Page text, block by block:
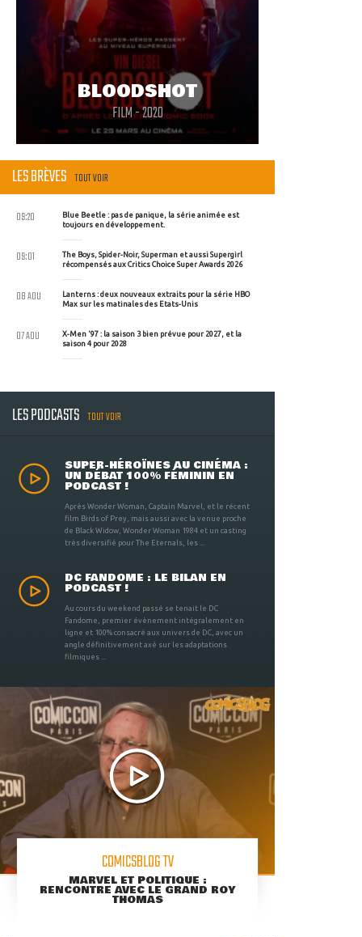
BLOODSHOT
FILM - 2020
LES BRÈVES TOUT VOIR
Blue Beetle : pas de panique, la série animée est
toujours en développement.
09:20
The Boys, Spider-Noir, Superman et aussi Supergirl
récompensés aux Critics Choice Super Awards 2026
09:01
Lanterns : deux nouveaux extraits pour la série HBO
Max sur les matinales des Etats-Unis
08 AOU
X-Men '97 : la saison 3 bien prévue pour 2027, et la
saison 4 pour 2028
07 AOU
LES PODCASTS TOUT VOIR
SUPER-HÉROÏNES AU CINÉMA :
UN DÉBAT 100% FÉMININ EN
PODCAST !
Après Wonder Woman, Captain Marvel, et le récent
film Birds of Prey, mais aussi avec la venue proche
de Black Widow, Wonder Woman 1984 et un casting
très diversifié pour The Eternals, les ...
DC FANDOME : LE BILAN EN
PODCAST !
Au cours du weekend passé se tenait le DC
Fandome, premier évènement intégralement en
ligne et 100% consacré aux univers de DC, avec un
angle définitivement axé sur les adaptations
filmiques ...
COMICSBLOG TV
MARVEL ET POLITIQUE :
RENCONTRE AVEC LE GRAND ROY
THOMAS